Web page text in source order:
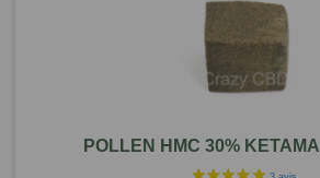
POLLEN HMC 30% KETAMA